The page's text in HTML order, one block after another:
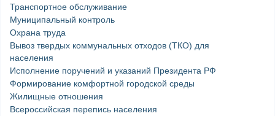
Транспортное обслуживание
Муниципальный контроль
Охрана труда
Вывоз твердых коммунальных отходов (ТКО) для
населения
Исполнение поручений и указаний Президента РФ
Формирование комфортной городской среды
Жилищные отношения
Всероссийская перепись населения